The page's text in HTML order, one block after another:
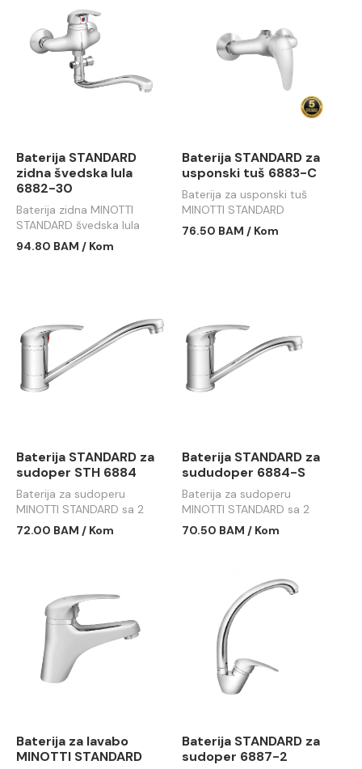
Baterija STANDARD
zidna švedska lula
6882-30
Baterija zidna MINOTTI
STANDARD švedska lula
94.80 BAM / Kom
Baterija STANDARD za
usponski tuš 6883-C
Baterija za usponski tuš
MINOTTI STANDARD
76.50 BAM / Kom
Baterija STANDARD za
sudoper STH 6884
Baterija za sudoperu
MINOTTI STANDARD sa 2
cevi
72.00 BAM / Kom
Baterija STANDARD za
sududoper 6884-S
Baterija za sudoperu
MINOTTI STANDARD sa 2
cevi kraća
70.50 BAM / Kom
Baterija za lavabo
MINOTTI STANDARD
Baterija STANDARD za
sudoper 6887-2